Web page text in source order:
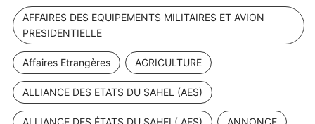
AFFAIRES DES EQUIPEMENTS MILITAIRES ET AVION
PRESIDENTIELLE
Affaires Etrangères AGRICULTURE
ALLIANCE DES ETATS DU SAHEL (AES)